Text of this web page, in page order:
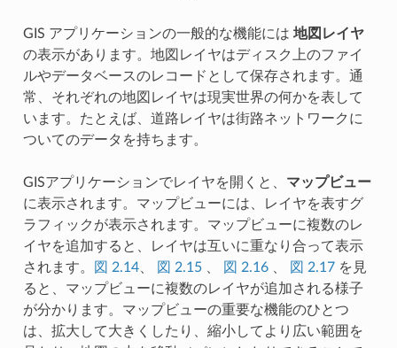
GIS アプリケーションの一般的な機能には 地図レイヤ
の表示があります。地図レイヤはディスク上のファイ
ルやデータベースのレコードとして保存されます。通
常、それぞれの地図レイヤは現実世界の何かを表して
います。たとえば、道路レイヤは街路ネットワークに
ついてのデータを持ちます。
GISアプリケーションでレイヤを開くと、 マップビュー
に表示されます。マップビューには、レイヤを表すグ
ラフィックが表示されます。マップビューに複数のレ
イヤを追加すると、レイヤは互いに重なり合って表示
されます。
図 2.14、 図 2.15、 図 2.16、 図 2.17を見
ると、マップビューに複数のレイヤが追加される様子
が分かります。マップビューの重要な機能のひとつ
は、拡大して大きくしたり、縮小してより広い範囲を